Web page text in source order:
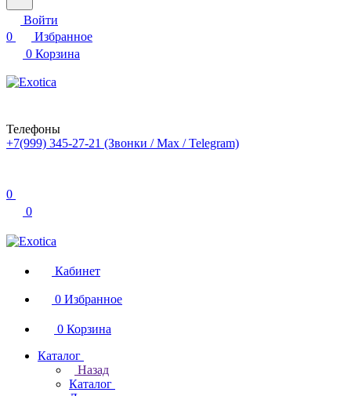
Войти
0
Избранное
0 Корзина
Телефоны
+7(999) 345-27-21 (Звонки / Max / Telegram)
0
0
Кабинет
0 Избранное
0 Корзина
Каталог
Назад
Каталог